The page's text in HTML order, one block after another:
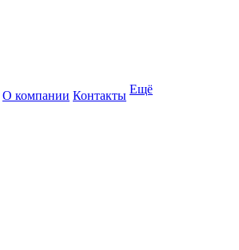
О компании Контакты Ещё